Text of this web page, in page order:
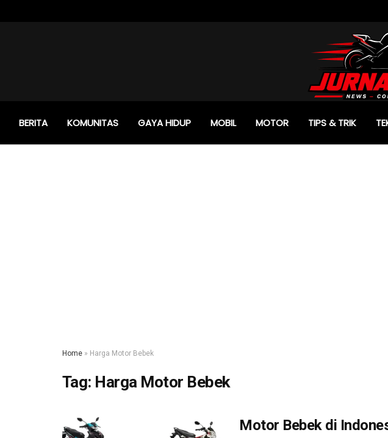
BERITA KOMUNITAS GAYA HIDUP MOBIL MOTOR TIPS & TRIK
Home » Harga Motor Bebek
Tag: Harga Motor Bebek
Motor Bebek di